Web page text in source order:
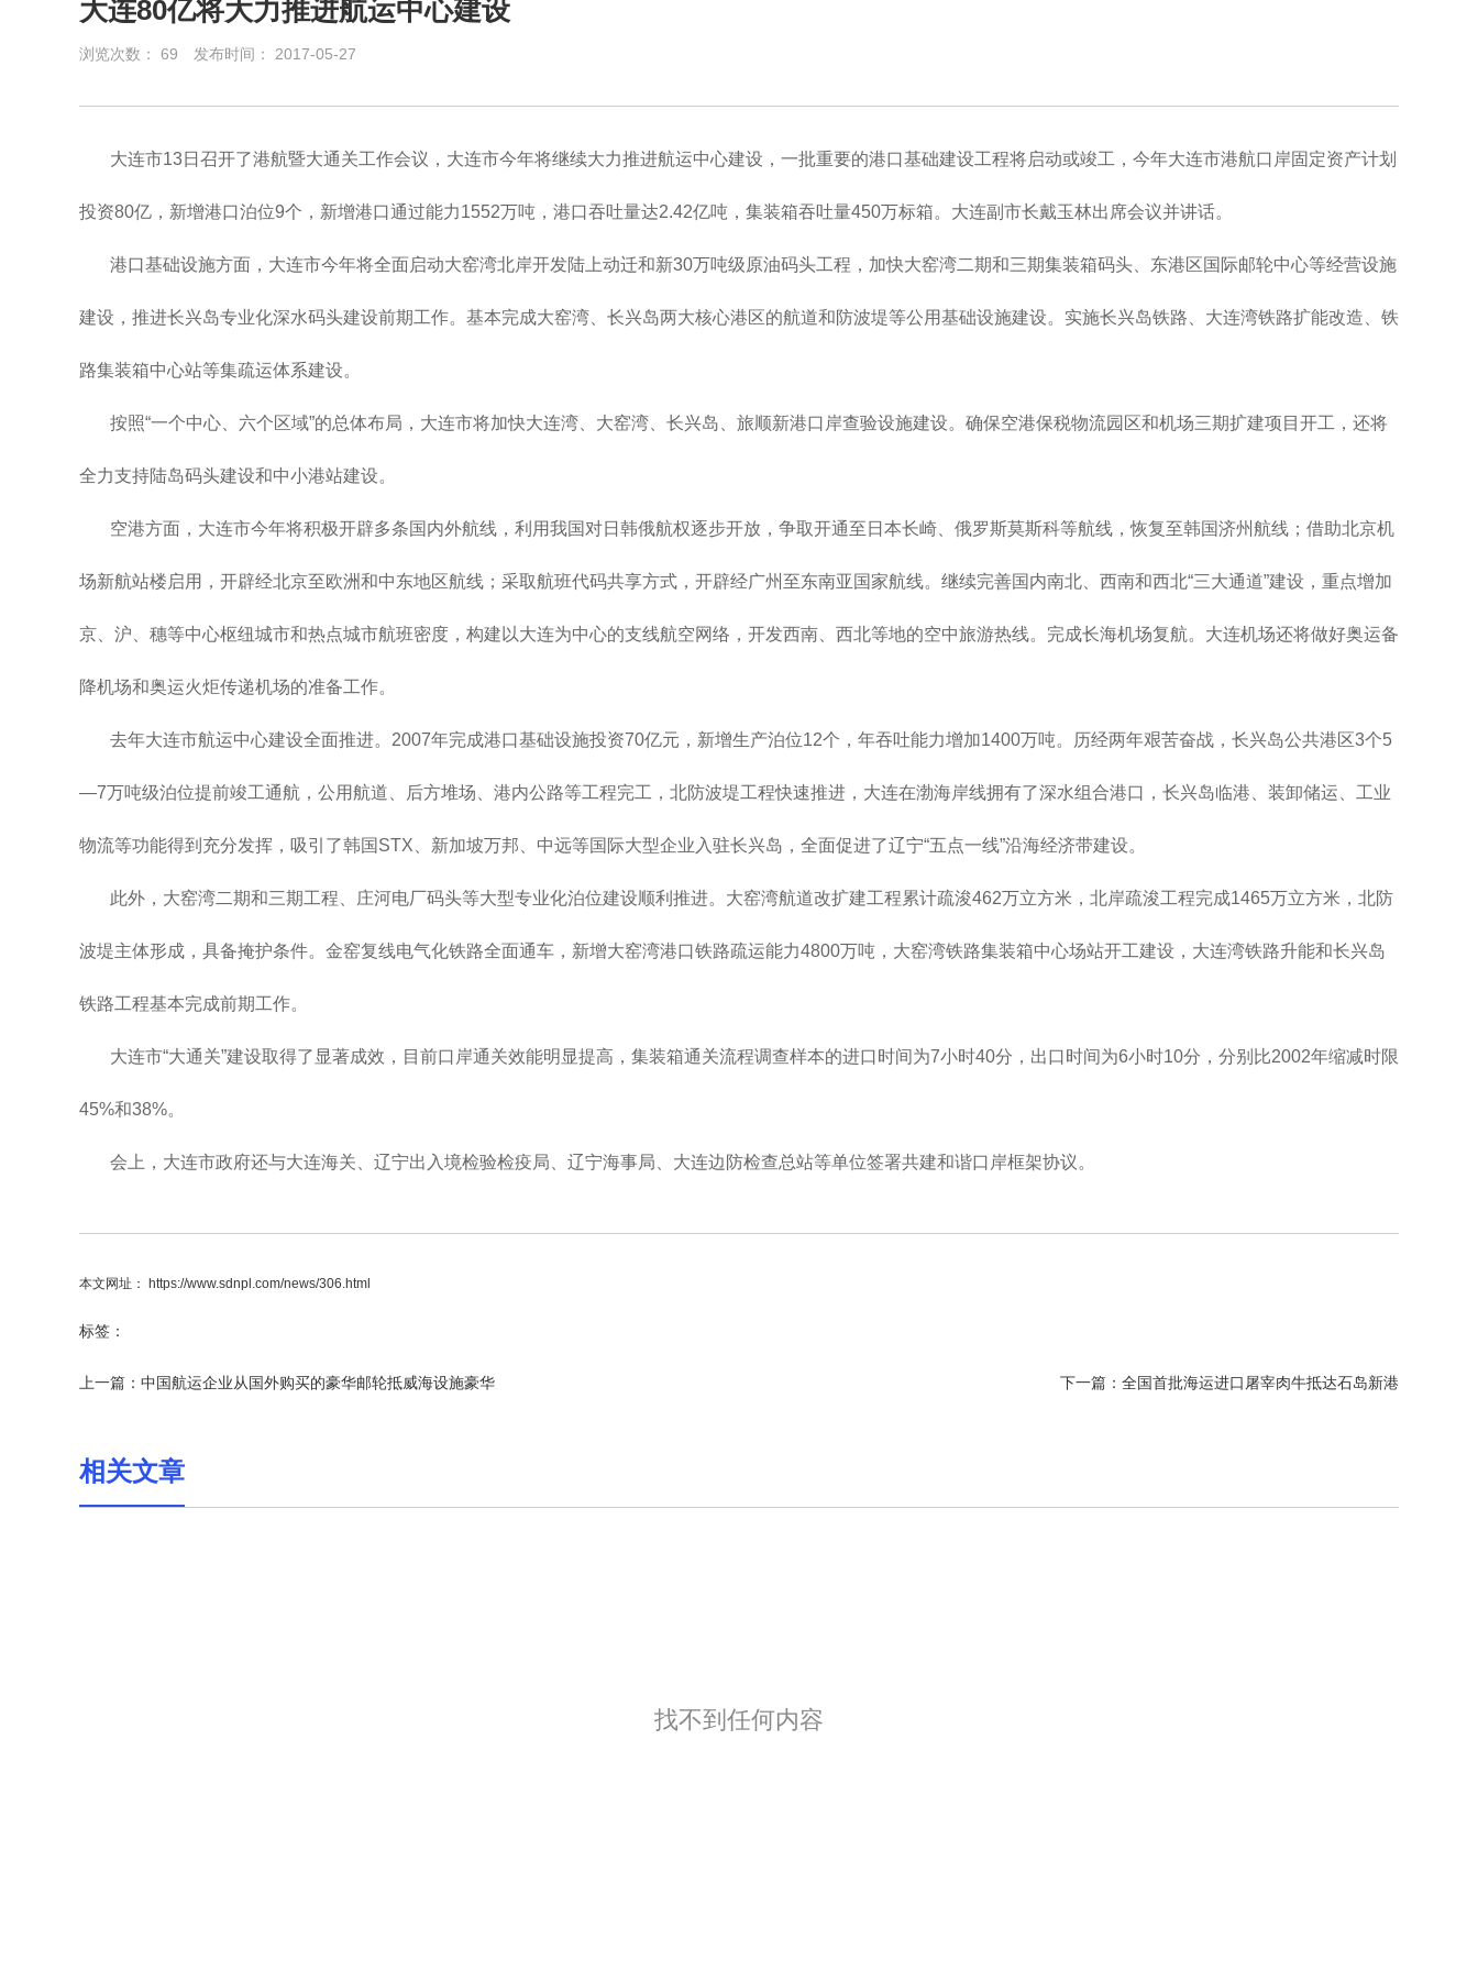
大连80亿将大力推进航运中心建设
浏览次数： 69 发布时间： 2017-05-27
大连市13日召开了港航暨大通关工作会议，大连市今年将继续大力推进航运中心建设，一批重要的港口基础建设工程将启动或竣工，今年大连市港航口岸固定资产计划
投资80亿，新增港口泊位9个，新增港口通过能力1552万吨，港口吞吐量达2.42亿吨，集装箱吞吐量450万标箱。大连副市长戴玉林出席会议并讲话。
港口基础设施方面，大连市今年将全面启动大窑湾北岸开发陆上动迁和新30万吨级原油码头工程，加快大窑湾二期和三期集装箱码头、东港区国际邮轮中心等经营设施
建设，推进长兴岛专业化深水码头建设前期工作。基本完成大窑湾、长兴岛两大核心港区的航道和防波堤等公用基础设施建设。实施长兴岛铁路、大连湾铁路扩能改造、铁
路集装箱中心站等集疏运体系建设。
按照“一个中心、六个区域”的总体布局，大连市将加快大连湾、大窑湾、长兴岛、旅顺新港口岸查验设施建设。确保空港保税物流园区和机场三期扩建项目开工，还将
全力支持陆岛码头建设和中小港站建设。
空港方面，大连市今年将积极开辟多条国内外航线，利用我国对日韩俄航权逐步开放，争取开通至日本长崎、俄罗斯莫斯科等航线，恢复至韩国济州航线；借助北京机
场新航站楼启用，开辟经北京至欧洲和中东地区航线；采取航班代码共享方式，开辟经广州至东南亚国家航线。继续完善国内南北、西南和西北“三大通道”建设，重点增加
京、沪、穗等中心枢纽城市和热点城市航班密度，构建以大连为中心的支线航空网络，开发西南、西北等地的空中旅游热线。完成长海机场复航。大连机场还将做好奥运备
降机场和奥运火炬传递机场的准备工作。
去年大连市航运中心建设全面推进。2007年完成港口基础设施投资70亿元，新增生产泊位12个，年吞吐能力增加1400万吨。历经两年艰苦奋战，长兴岛公共港区3个5
—7万吨级泊位提前竣工通航，公用航道、后方堆场、港内公路等工程完工，北防波堤工程快速推进，大连在渤海岸线拥有了深水组合港口，长兴岛临港、装卸储运、工业
物流等功能得到充分发挥，吸引了韩国STX、新加坡万邦、中远等国际大型企业入驻长兴岛，全面促进了辽宁“五点一线”沿海经济带建设。
此外，大窑湾二期和三期工程、庄河电厂码头等大型专业化泊位建设顺利推进。大窑湾航道改扩建工程累计疏浚462万立方米，北岸疏浚工程完成1465万立方米，北防
波堤主体形成，具备掩护条件。金窑复线电气化铁路全面通车，新增大窑湾港口铁路疏运能力4800万吨，大窑湾铁路集装箱中心场站开工建设，大连湾铁路升能和长兴岛
铁路工程基本完成前期工作。
大连市“大通关”建设取得了显著成效，目前口岸通关效能明显提高，集装箱通关流程调查样本的进口时间为7小时40分，出口时间为6小时10分，分别比2002年缩减时限
45%和38%。
会上，大连市政府还与大连海关、辽宁出入境检验检疫局、辽宁海事局、大连边防检查总站等单位签署共建和谐口岸框架协议。
本文网址： https://www.sdnpl.com/news/306.html
标签：
上一篇： 中国航运企业从国外购买的豪华邮轮抵威海设施豪华 下一篇： 全国首批海运进口屠宰肉牛抵达石岛新港
相关文章
找不到任何内容